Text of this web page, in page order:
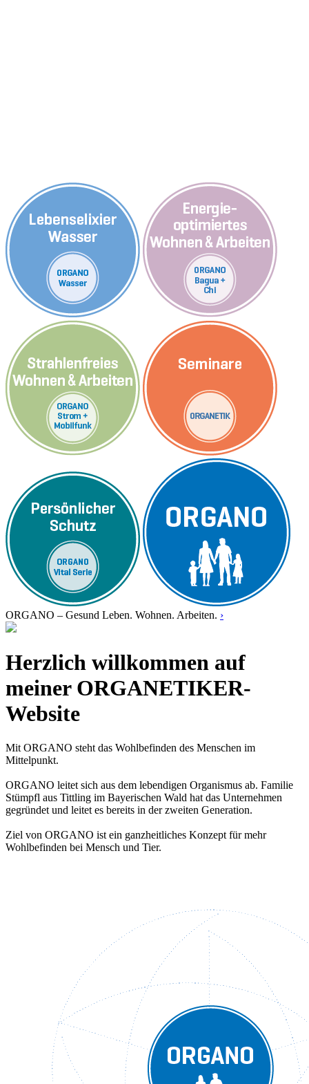
ORGANO – Gesund Leben. Wohnen. Arbeiten. ›
Herzlich willkommen auf
meiner ORGANETIKER-
Website
Mit ORGANO steht das Wohlbefinden des Menschen im
Mittelpunkt.
ORGANO leitet sich aus dem lebendigen Organismus ab. Familie
Stümpfl aus Tittling im Bayerischen Wald hat das Unternehmen
gegründet und leitet es bereits in der zweiten Generation.
Ziel von ORGANO ist ein ganzheitliches Konzept für mehr
Wohlbefinden bei Mensch und Tier.